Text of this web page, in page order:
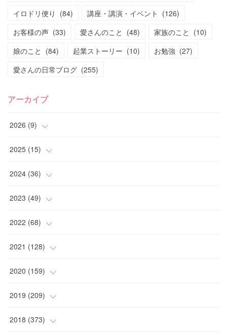
イロドリ便り (84) 講座・講演・イベント (126)
お客様の声 (33) 愛さんのこと (48) 家族のこと (10)
娘のこと (84) 起業ストーリー (10) お勉強 (27)
愛さんの日常ブログ (255)
アーカイブ
2026 (9)
(4)
(2)
(1)
(2)
2025 (15)
(4)
(2)
(2)
(3)
( 1)
2024 (36)
(2)
(2)
(1)
( 4)
( 3)
2023 (49)
(1)
(2)
( 5)
(5)
(3)
2022 (68)
(6)
( 6)
(3)
(4)
2021 (128)
(10)
(9)
(7)
2020 (159)
(15)
(11)
2019 (209)
(16)
2018 (373)